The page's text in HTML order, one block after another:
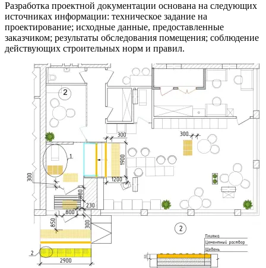
Разработка проектной документации основана на следующих
источниках информации: техническое задание на
проектирование; исходные данные, предоставленные
заказчиком; результаты обследования помещения; соблюдение
действующих строительных норм и правил.